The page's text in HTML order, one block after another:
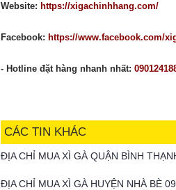
Website: https://xigachinhhang.com/
Facebook: https://www.facebook.com/
- Hotline đặt hàng nhanh nhất:
CÁC TIN KHÁC
ĐỊA CHỈ MUA XÌ GÀ QUẬN BÌNH
ĐỊA CHỈ MUA XÌ GÀ HUYỆN NHÀ BÈ